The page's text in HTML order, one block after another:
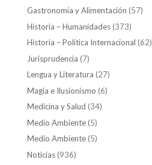
Gastronomía y Alimentación (57)
Historia – Humanidades(373)
Historia – Política Internacional (62)
Jurisprudencia (7)
Lengua y Literatura (27)
Magia e Ilusionismo (6)
Medicina y Salud (34)
Medio Ambiente(5)
Medio Ambiente(5)
Noticias(936)